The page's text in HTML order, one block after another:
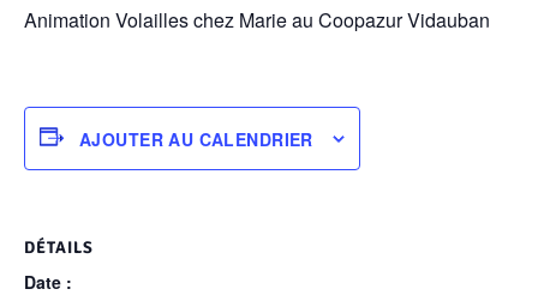
Animation Volailles chez Marie au Coopazur Vidauban
AJOUTER AU CALENDRIER
DÉTAILS
Date :